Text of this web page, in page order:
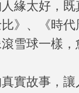
緣太好，
》、《時
雪球一樣，
實故事，